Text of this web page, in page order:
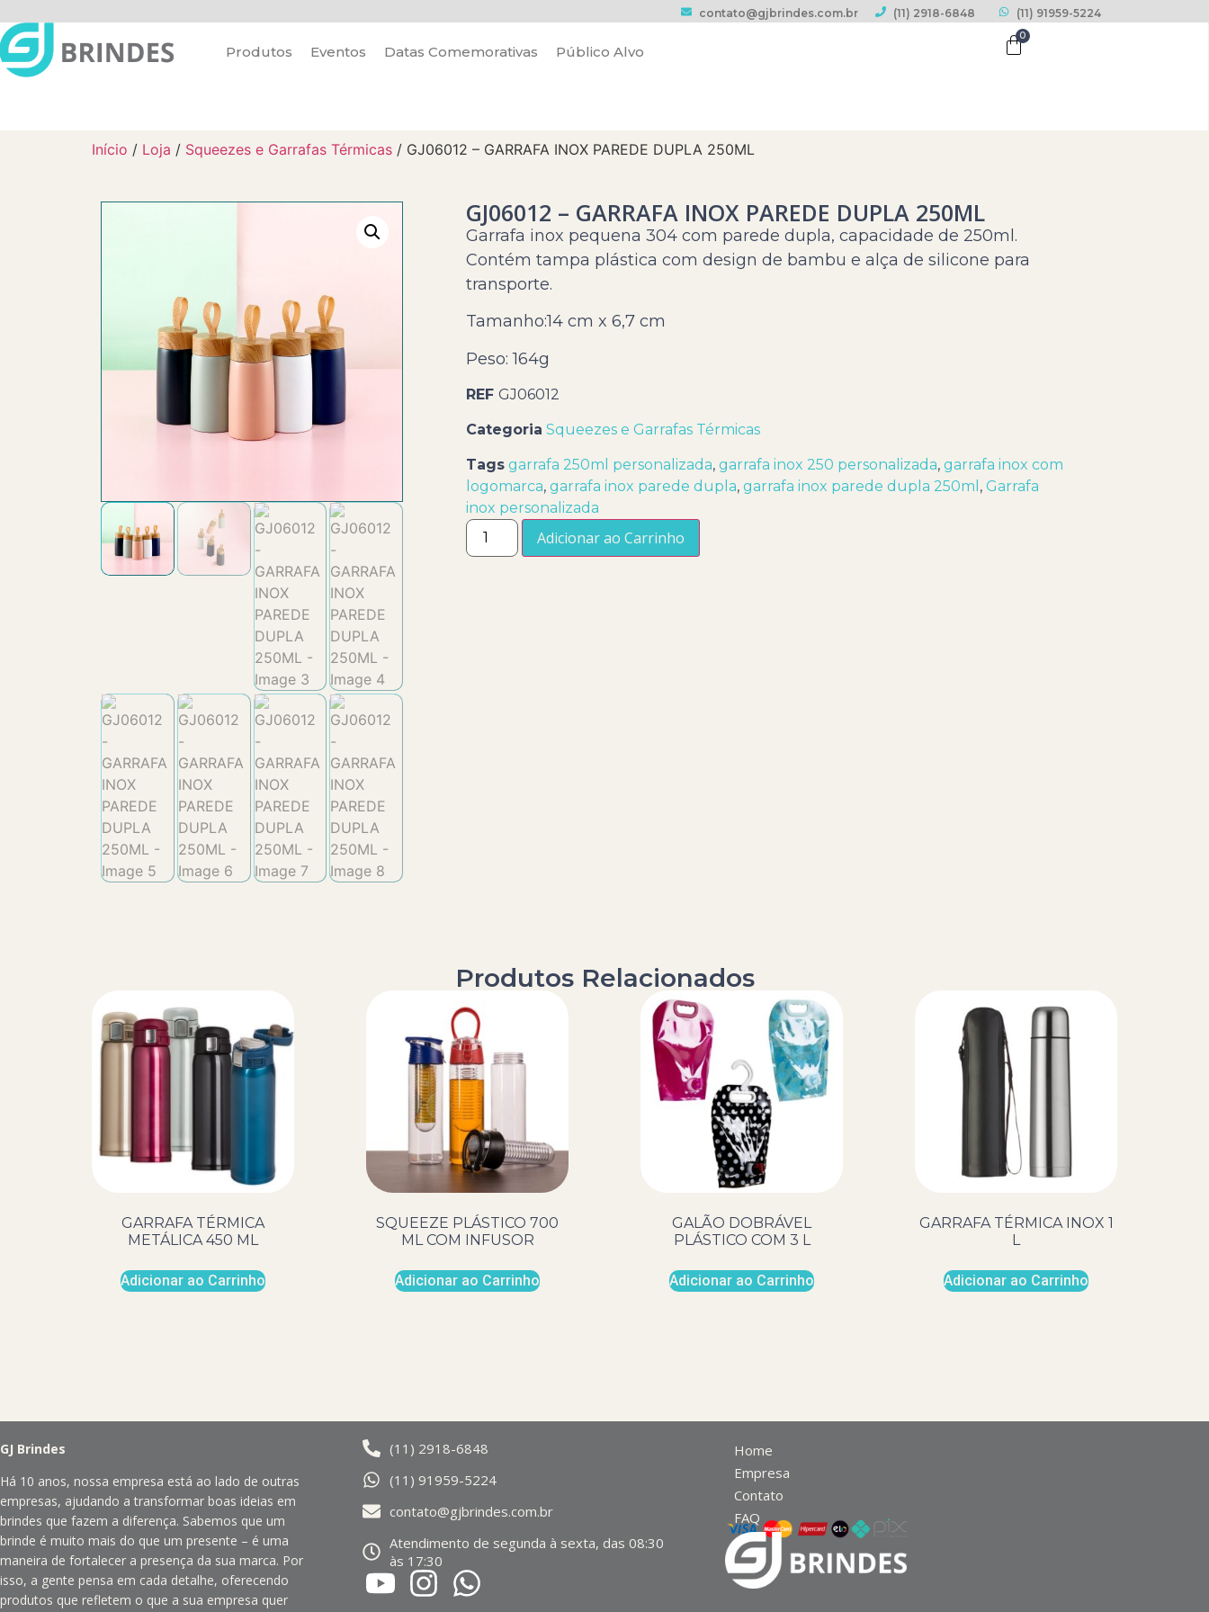
contato@gjbrindes.com.br (11) 2918-6848 (11) 91959-5224
Produtos Eventos Datas Comemorativas Público Alvo
0
Início / Loja / Squeezes e Garrafas Térmicas / GJ06012 – GARRAFA INOX PAREDE DUPLA 250ML
GJ06012 – GARRAFA INOX PAREDE DUPLA 250ML
Garrafa inox pequena 304 com parede dupla, capacidade de 250ml.
Contém tampa plástica com design de bambu e alça de silicone para
transporte.
Tamanho:14 cm x 6,7 cm
Peso: 164g
REF GJ06012
Categoria Squeezes e Garrafas Térmicas
Tags garrafa 250ml personalizada, garrafa inox 250 personalizada, garrafa inox com
logomarca, garrafa inox parede dupla, garrafa inox parede dupla 250ml , Garrafa
inox personalizada
Adicionar ao Carrinho
Produtos Relacionados
GARRAFA TÉRMICA
METÁLICA 450 ML
Adicionar ao Carrinho
SQUEEZE PLÁSTICO 700
ML COM INFUSOR
Adicionar ao Carrinho
GALÃO DOBRÁVEL
PLÁSTICO COM 3 L
Adicionar ao Carrinho
GARRAFA TÉRMICA INOX 1
L
Adicionar ao Carrinho
GJ Brindes
Há 10 anos, nossa empresa está ao lado de outras
empresas, ajudando a transformar boas ideias em
brindes que fazem a diferença. Sabemos que um
brinde é muito mais do que um presente – é uma
maneira de fortalecer a presença da sua marca. Por
isso, a gente pensa em cada detalhe, oferecendo
produtos que refletem o que a sua empresa quer
(11) 2918-6848
(11) 91959-5224
contato@gjbrindes.com.br
Atendimento de segunda à sexta, das 08:30
às 17:30
Home
Empresa
Contato
FAQ